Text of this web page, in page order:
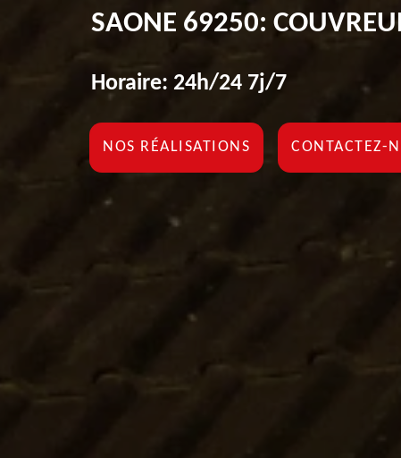
SAONE 69250:
Horaire: 24h/24 7j/7
NOS RÉALISATIONS CONTACTEZ-